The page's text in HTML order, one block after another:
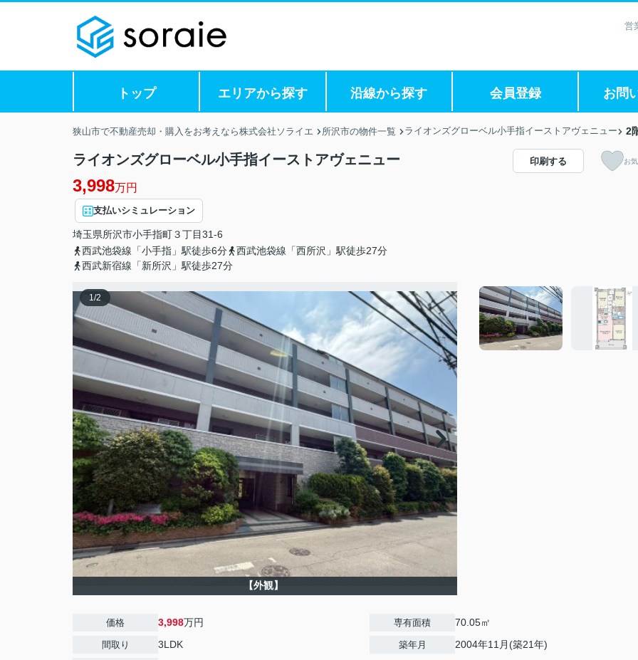
営
トップ エリアから探す 沿線から探す 会員登録 お問
狭山市で不動産売却・購入をお考えなら株式会社ソライエ 所沢市の物件一覧 ライオンズグローベル小手指イーストアヴェニュー 2
ライオンズグローベル小手指イーストアヴェニュー
3,998万円
支払いシミュレーション
埼玉県所沢市小手指町３丁目31-6
西武池袋線「小手指」駅徒歩6分
西武池袋線「西所沢」駅徒歩27分
西武新宿線「新所沢」駅徒歩27分
印刷する お
1/2
【外観】
価格 3,998万円
間取り 3LDK
専有面積 70.05㎡
築年月 2004年11月(築21年)